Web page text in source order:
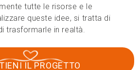
tutte le risorse e le
queste idee, si tratta di
trasformarle in realtà.
IL PROGETTO